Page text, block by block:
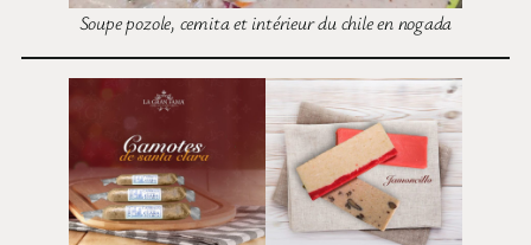
Soupe pozole, cemita et intérieur du chile en nogada